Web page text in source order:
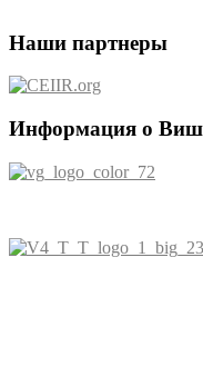
Наши партнеры
Информация о